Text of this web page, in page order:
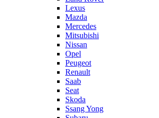
Lexus
Mazda
Mercedes
Mitsubishi
Nissan
Opel
Peugeot
Renault
Saab
Seat
Skoda
Ssang Yong